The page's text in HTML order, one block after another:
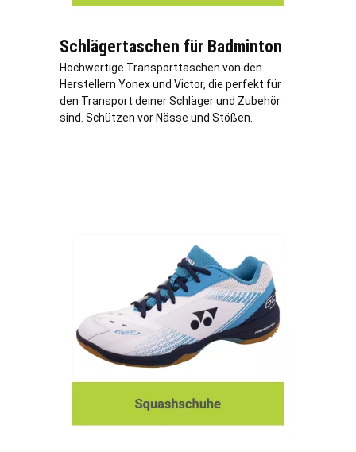
Schlägertaschen für Badminton
Hochwertige Transporttaschen von den
Herstellern Yonex und Victor, die perfekt für
den Transport deiner Schläger und Zubehör
sind. Schützen vor Nässe und Stößen.